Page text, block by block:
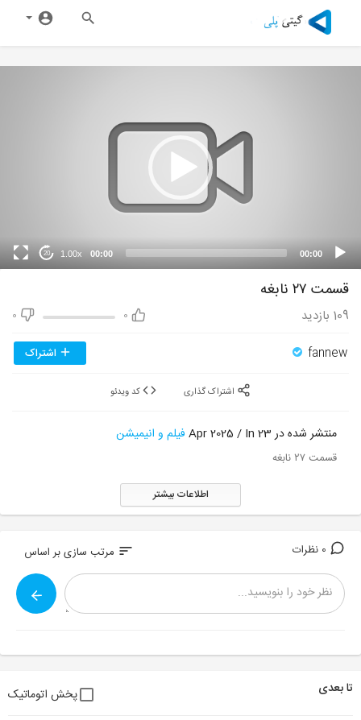
00:00
00:00
1.00x
20
قسمت ۲۷ نابغه
0
0 109 بازدید
fannew اشتراک
منتشر شده در 23 Apr 2025 / In فیلم و انیمیشن
قسمت ۲۷ نابغه
اطلاعات بیشتر
sort مرتب سازی بر اساس
تا بعدی پخش اتوماتیک